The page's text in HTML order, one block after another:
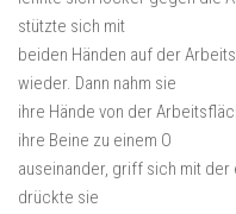
stützte sich mit
beiden Händen auf der
wieder. Dann nahm sie
ihre Hände von der
ihre Beine zu einem O
auseinander, griff sich mit der
drückte sie